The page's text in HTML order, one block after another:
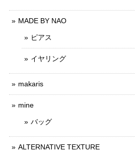
MADE BY NAO
ピアス
イヤリング
makaris
mine
バッグ
ALTERNATIVE TEXTURE